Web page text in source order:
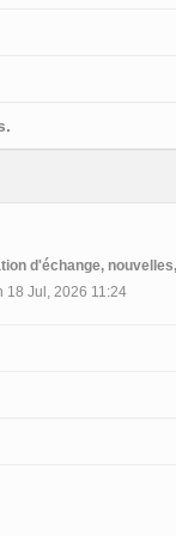
d'échange,
18 Jul, 2026 11:24